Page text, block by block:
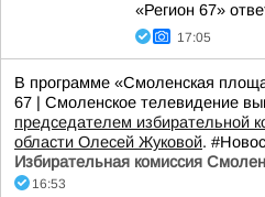
«Регион 67»
17:05
В программе «Смоленская
67 | Смоленское телевидение
председателем избирательной
области Олесей Жуковой.
Избирательная комиссия
16:53